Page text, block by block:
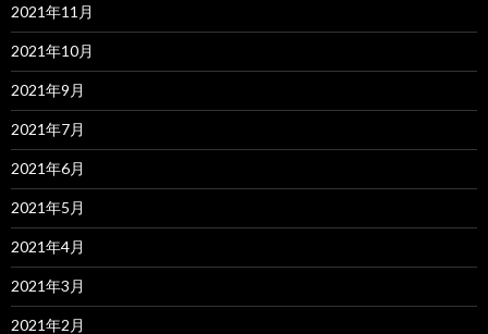
2021年11月
2021年10月
2021年9月
2021年7月
2021年6月
2021年5月
2021年4月
2021年3月
2021年2月